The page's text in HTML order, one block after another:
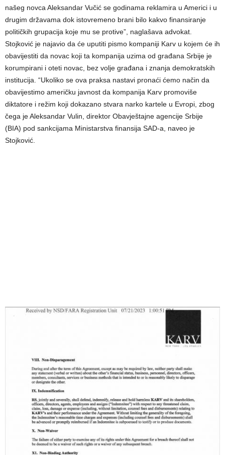
našeg novca Aleksandar Vučić se godinama reklamira u Americi i u
drugim državama dok istovremeno brani bilo kakvo finansiranje
političkih grupacija koje mu se protive”, naglašava advokat.
Stojković je najavio da će uputiti pismo kompaniji Karv u kojem će ih
obavijestiti da novac koji ta kompanija uzima od građana Srbije je
korumpirani i oteti novac, bez volje građana i znanja demokratskih
institucija. “Ukoliko se ova praksa nastavi pronaći ćemo način da
obavijestimo američku javnost da kompanija Karv promoviše
diktatore i režim koji dokazano stvara narko kartele u Evropi, zbog
čega je Aleksandar Vulin, direktor Obavještajne agencije Srbije
(BIA) pod sankcijama Ministarstva finansija SAD-a, naveo je
Stojković.